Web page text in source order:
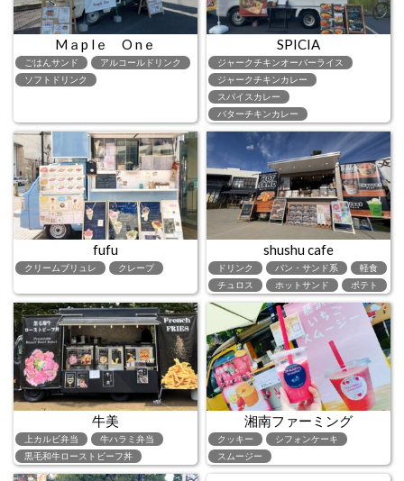
Mａp lｅ O nｅ
ごはんサンド
アルコールドリンク
ソフトドリンク
SPICIA
ジャークチキンオーバーライス
ジャークチキンカレー
スパイスカレー
バターチキンカレー
fufu
クリームブリュレ クレープ
shushu cafe
ドリンク パン・サンド系
軽食
チュロス
ホットサンド ポテト
牛美
上カルビ弁当
牛ハラミ弁当
黒毛和牛ローストビーフ丼
湘南ファーミング
クッキー
シフォンケーキ
スムージー